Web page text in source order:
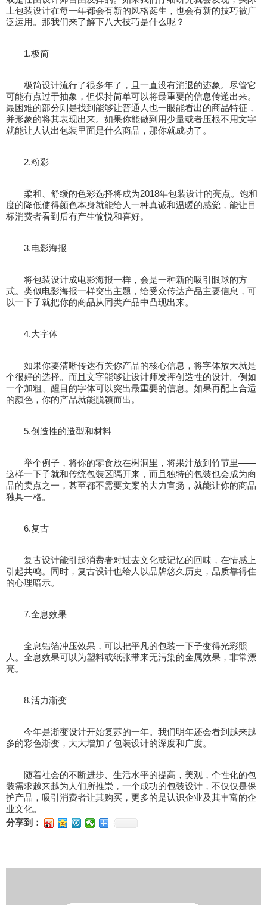
上包装设计在每一年都会有新的风格诞生，也会有新的技巧被广
泛运用。那我们来了解下八大技巧是什么呢？
1.极简
极简设计流行了很多年了，且一直没有消退的迹象。尽管它
可能有点过于抽象，但保持简单可以将最重要的信息传递出来。
最困难的部分则是找到能够让普通人也一眼能看出的商品特征，
并形象的将其表现出来。如果你能做到用少量或者压根不用文字
就能让人认出包装里面是什么商品，那你就成功了。
2.粉彩
柔和、舒缓的色彩选择将成为2018年包装设计的亮点。饱和
度的降低使得颜色本身就能给人一种真诚和温暖的感觉，能让目
标消费者看到后有产生愉悦和喜好。
3.电影海报
将包装设计成电影海报一样，会是一种新的吸引眼球的方
式。类似电影海报一样突出主题，给受众传达产品主要信息，可
以一下子就把你的商品从同类产品中凸现出来。
4.大字体
如果你要清晰传达有关你产品的核心信息，将字体放大就是
个很好的选择。而且文字能够让设计师发挥创造性的设计。例如
一个加粗、醒目的字体可以突出最重要的信息。如果再配上合适
的颜色，你的产品就能脱颖而出。
5.创造性的造型和材料
举个例子，将你的零食放在树洞里，将果汁放到竹节里——
这样一下子就和传统包装区隔开来，而且独特的包装也会成为商
品的卖点之一，甚至都不需要文案的大力宣扬，就能让你的商品
独具一格。
6.复古
复古设计能引起消费者对过去文化或记忆的回味，在情感上
引起共鸣。同时，复古设计也给人以品牌悠久历史，品质靠得住
的心理暗示。
7.全息效果
全息铝箔冲压效果，可以把平凡的包装一下子变得光彩照
人。全息效果可以为塑料或纸张带来无污染的金属效果，非常漂
亮。
8.活力渐变
今年是渐变设计开始复苏的一年。我们明年还会看到越来越
多的彩色渐变，大大增加了包装设计的深度和广度。
随着社会的不断进步、生活水平的提高，美观，个性化的包
装需求越来越为人们所推崇，一个成功的包装设计，不仅仅是保
护产品，吸引消费者让其购买，更多的是认识企业及其丰富的企
业文化。
分享到：